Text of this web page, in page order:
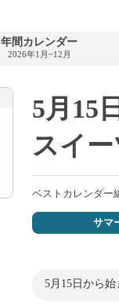
年間カレンダー
2026年1月~12月
5月15
スイ
ベストカレンダー
サマ
5月15日から始